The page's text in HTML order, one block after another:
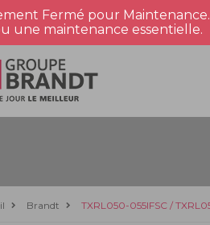
Fermé pour
une maintenance essentielle.
Brandt TXRL050-055IFSC /